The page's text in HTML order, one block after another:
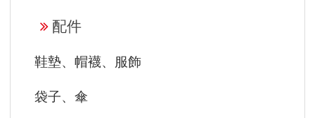
配件
鞋墊、帽襪、服飾
袋子、傘